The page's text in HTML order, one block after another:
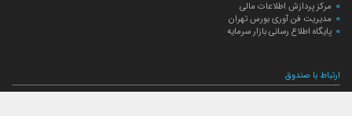
مرکز پردازش اطلاعات مالی
مدیریت فن آوری بورس تهران
پایگاه اطلاع رسانی بازار سرمایه
ارتباط با صندوق